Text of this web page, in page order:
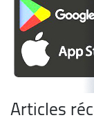
Articles